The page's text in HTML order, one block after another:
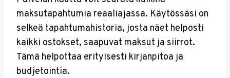
maksutapahtumia reaaliajassa. Käytössäsi on
selkeä tapahtumahistoria, josta näet helposti
kaikki ostokset, saapuvat maksut ja siirrot.
Tämä helpottaa erityisesti kirjanpitoa ja
budjetointia.